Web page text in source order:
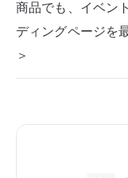
商品でも、イベン
ディングページを
＞